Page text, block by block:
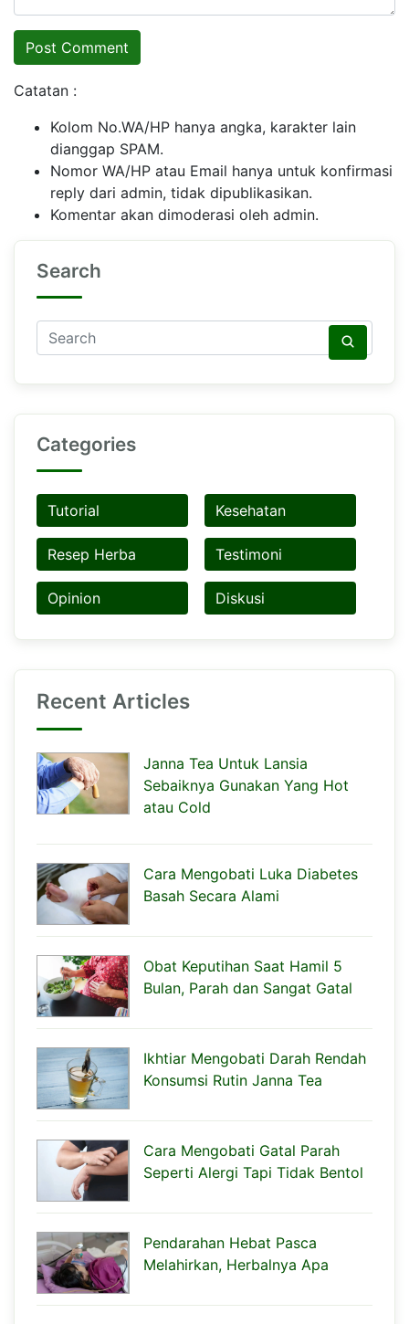
Catatan :
Kolom No.WA/HP hanya angka, karakter lain
dianggap SPAM.
Nomor WA/HP atau Email hanya untuk konfirmasi
reply dari admin, tidak dipublikasikan.
Komentar akan dimoderasi oleh admin.
Search
Categories
Tutorial Kesehatan
Resep Herba Testimoni
Opinion Diskusi
Recent Articles
Janna Tea Untuk Lansia
Sebaiknya Gunakan Yang Hot
atau Cold
Cara Mengobati Luka Diabetes
Basah Secara Alami
Obat Keputihan Saat Hamil 5
Bulan, Parah dan Sangat Gatal
Ikhtiar Mengobati Darah Rendah
Konsumsi Rutin Janna Tea
Cara Mengobati Gatal Parah
Seperti Alergi Tapi Tidak Bentol
Pendarahan Hebat Pasca
Melahirkan, Herbalnya Apa